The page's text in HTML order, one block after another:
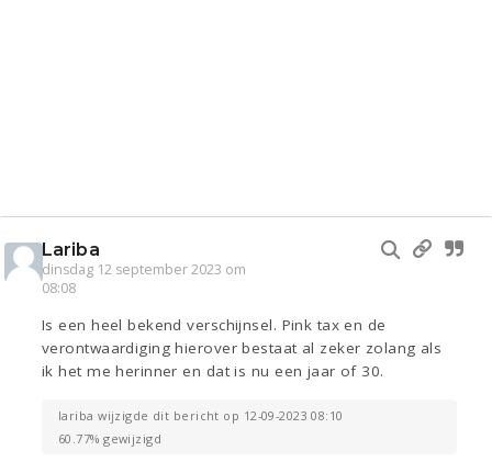
Lariba
dinsdag 12 september 2023 om
08:08
Is een heel bekend verschijnsel. Pink tax en de
verontwaardiging hierover bestaat al zeker zolang als
ik het me herinner en dat is nu een jaar of 30.
lariba wijzigde dit bericht op 12-09-2023 08:10
60.77% gewijzigd